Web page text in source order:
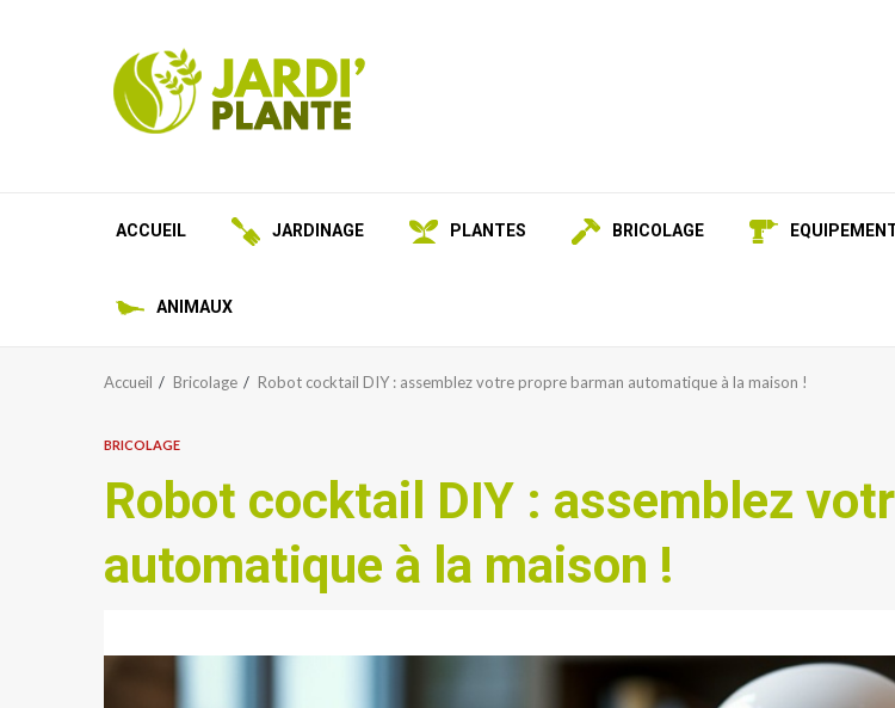
ACCUEIL JARDINAGE PLANTES BRICOLAGE
ANIMAUX
Accueil Bricolage Robot cocktail DIY : assemblez votre propre barman automatique à la maison !
BRICOLAGE
Robot cocktail DIY : assemblez
automatique à la maison !